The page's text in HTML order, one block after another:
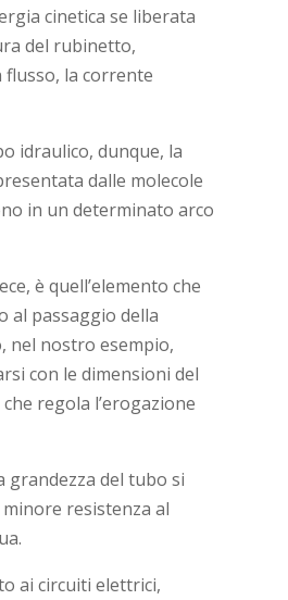
cinetica se liberata
del rubinetto,
la corrente
idraulico, dunque, la
dalle molecole
in un determinato arco
è quell’elemento che
al passaggio della
nel nostro esempio,
con le dimensioni del
regola l’erogazione
grandezza del tubo si
resistenza al
ai circuiti elettrici,